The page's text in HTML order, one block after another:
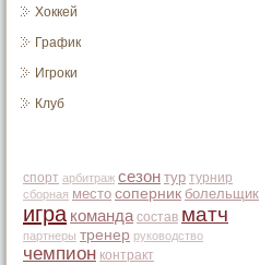
Хоккей
График
Игроки
Клуб
спорт арбитраж сезон тур турнир
сборная место соперник болельщик
игра команда состав матч
партнеры тренер руководство
чемпион контракт